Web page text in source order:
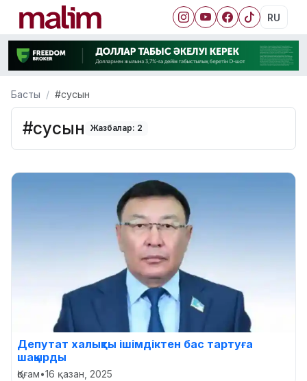
RU
Басты #сусын
#сусын Жазбалар: 2
Депутат халықты ішімдіктен бас тартуға
шақырды
Қоғам•16 қазан, 2025